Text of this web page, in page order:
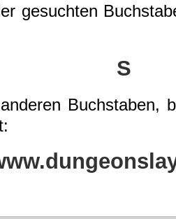
gesuchten
S
Buchstaben,